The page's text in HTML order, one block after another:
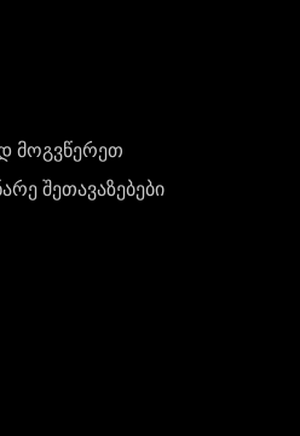
მოგვწერეთ
შეთავაზებები